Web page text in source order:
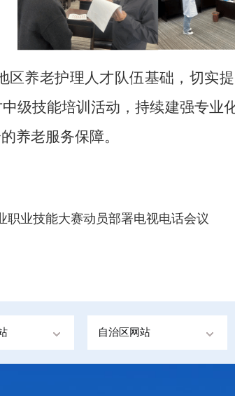
区养老护理人才队伍基础，切实
级技能培训活动，持续建强专业
养老服务保障。
职业技能大赛动员部署电视电话会议
自治区网站